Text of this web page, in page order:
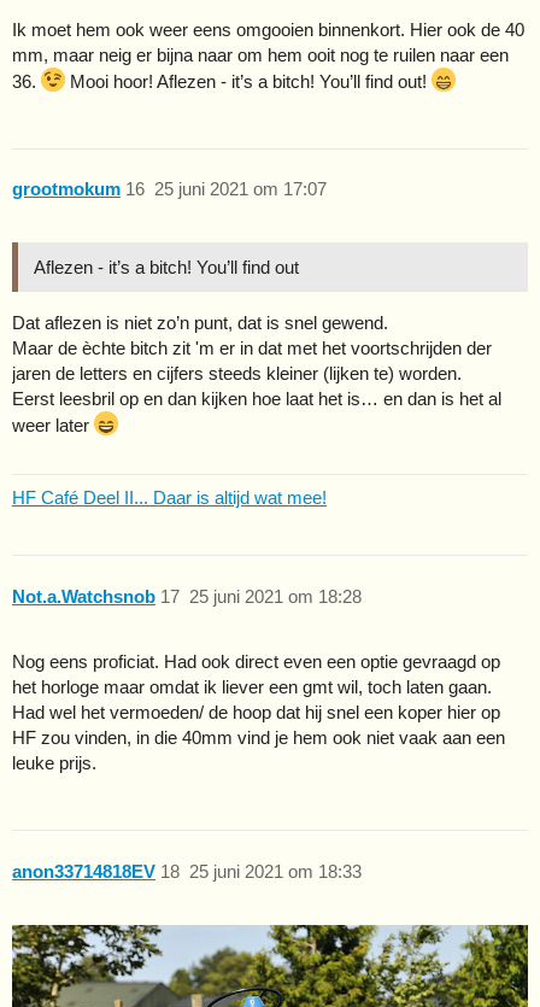
Ik moet hem ook weer eens omgooien binnenkort. Hier ook de 40
mm, maar neig er bijna naar om hem ooit nog te ruilen naar een
36.
Mooi hoor! Aflezen - it’s a bitch! You’ll find out!
grootmokum 25 juni 2021 om 17:07
16
Aflezen - it’s a bitch! You’ll find out
Dat aflezen is niet zo’n punt, dat is snel gewend.
Maar de èchte bitch zit 'm er in dat met het voortschrijden der
jaren de letters en cijfers steeds kleiner (lijken te) worden.
Eerst leesbril op en dan kijken hoe laat het is… en dan is het al
weer later
HF Café Deel II... Daar is altijd wat mee!
Not.a.Watchsnob 25 juni 2021 om 18:28
17
Nog eens proficiat. Had ook direct even een optie gevraagd op
het horloge maar omdat ik liever een gmt wil, toch laten gaan.
Had wel het vermoeden/ de hoop dat hij snel een koper hier op
HF zou vinden, in die 40mm vind je hem ook niet vaak aan een
leuke prijs.
anon33714818EV 25 juni 2021 om 18:33
18